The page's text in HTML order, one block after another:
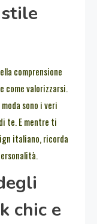
comprensione
come valorizzarsi.
sono i veri
te. E mentre ti
italiano, ricorda
chic e